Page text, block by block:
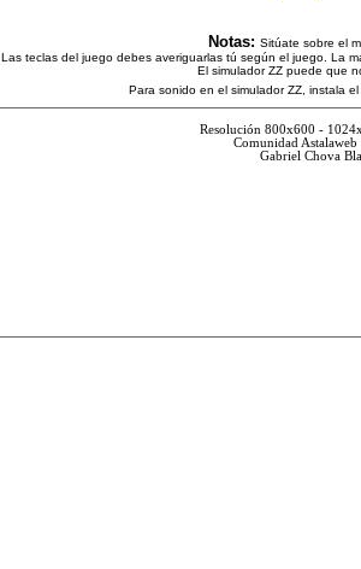
Notas: Sitúate sobre el
Las teclas del juego debes averiguarlas tú según el juego. La
El simulador ZZ puede que
Para sonido en el simulador ZZ, instala
Resolución 800x600 -
Comunidad
Gabriel Chova